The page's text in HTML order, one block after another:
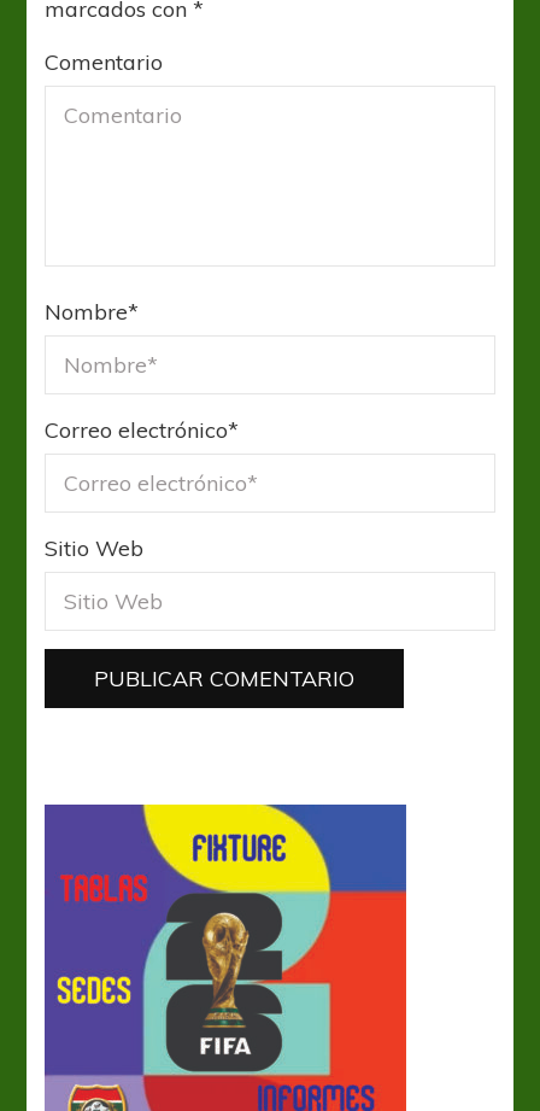
marcados con*
Comentario
Nombre*
Correo electrónico*
Sitio Web